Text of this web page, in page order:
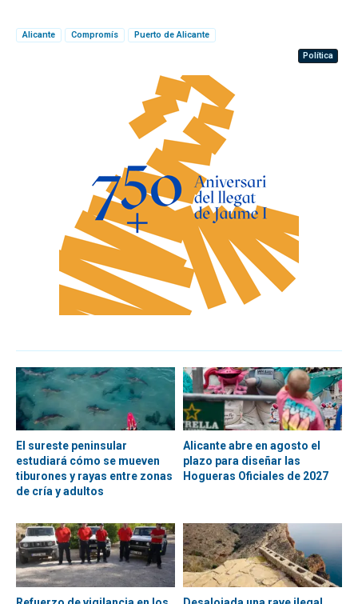
Alicante Compromís
Puerto de Alicante
Política
El sureste peninsular
estudiará cómo se mueven
tiburones y rayas entre zonas
de cría y adultos
Alicante abre en agosto el
plazo para diseñar las
Hogueras Oficiales de 2027